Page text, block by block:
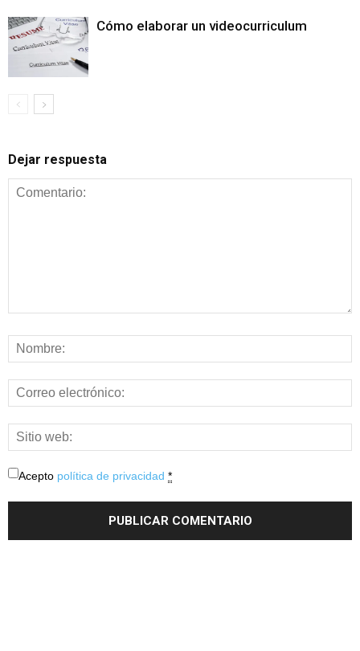
Cómo elaborar un videocurriculum
Dejar respuesta
Acepto política de privacidad *